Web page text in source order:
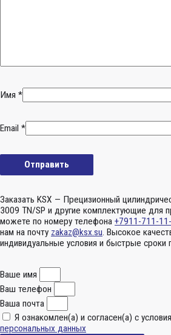
Имя *
Email *
Заказать KSX — Прецизионный
3009 TN/SP и другие комплектующие для
можете по номеру телефона +7911-711-
нам на почту zakaz@ksx.su. Высокое
индивидуальные условия и быстрые сроки
Ваше имя
Ваш телефон
Ваша почта
Я ознакомлен(а) и согласен(а) с
персональных данных